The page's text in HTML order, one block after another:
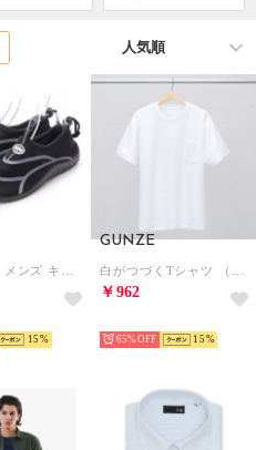
15
GUNZE
￥962
65% 15